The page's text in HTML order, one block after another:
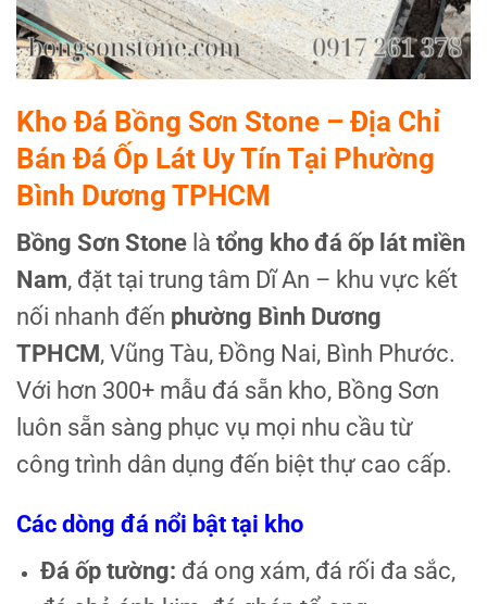
Kho Đá Bồng Sơn Stone – Địa Chỉ
Bán Đá Ốp Lát Uy Tín Tại Phường
Bình Dương TPHCM
Bồng Sơn Stone là tổng kho đá ốp lát miền
Nam, đặt tại trung tâm Dĩ An – khu vực kết
nối nhanh đến phường Bình Dương
TPHCM, Vũng Tàu, Đồng Nai, Bình Phước.
Với hơn 300+ mẫu đá sẵn kho, Bồng Sơn
luôn sẵn sàng phục vụ mọi nhu cầu từ
công trình dân dụng đến biệt thự cao cấp.
Các dòng đá nổi bật tại kho
Đá ốp tường: đá ong xám, đá rối đa sắc,